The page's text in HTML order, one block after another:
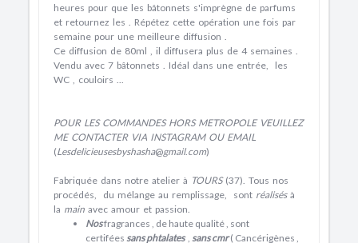
heures pour que les bâtonnets s'imprègne de parfums
et retournez les . Répétez cette opération une fois par
semaine pour une meilleure diffusion .
Ce diffusion de 80ml , il diffusera plus de 4 semaines .
Vendu avec 7 bâtonnets . Idéal dans une entrée, les
WC , couloirs ...
POUR LES COMMANDES HORS METROPOLE VEUILLEZ
ME CONTACTER VIA INSTAGRAM OU EMAIL
(Lesdelicieusesbyshasha@gmail.com)
Fabriquée dans notre atelier à TOURS(37). Tous nos
procédés, du mélange au remplissage, sont réalisésà
la main avec amour et passion.
Nosfragrances , de haute qualité , sont
certifées sans phtalates, sans cmr( Cancérigènes ,